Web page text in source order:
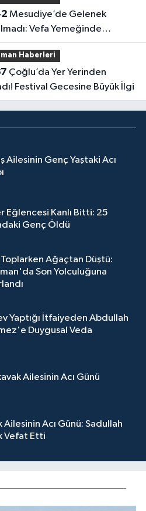
Vefa Yemeğinde
Haberleri
Festival Gecesine Büyük İlgi
Ailesinin Genç Yaştaki Acı
Eğlencesi Kanlı Bitti: 25
Genç Öldü
Toplarken Ağaçtan Düştü:
Son Yolculuğuna
Yaptığı İtfaiyeden Abdullah
Duygusal Veda
Ailesinin Acı Günü
Ailesinin Acı Günü: Sadullah
Vefat Etti